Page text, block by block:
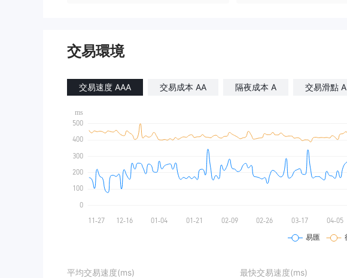
交易環境
交易速度 AAA 交易成本 AA 隔夜成本 A 交易滑點 A
平均交易速度(ms) 最快交易速度(ms)